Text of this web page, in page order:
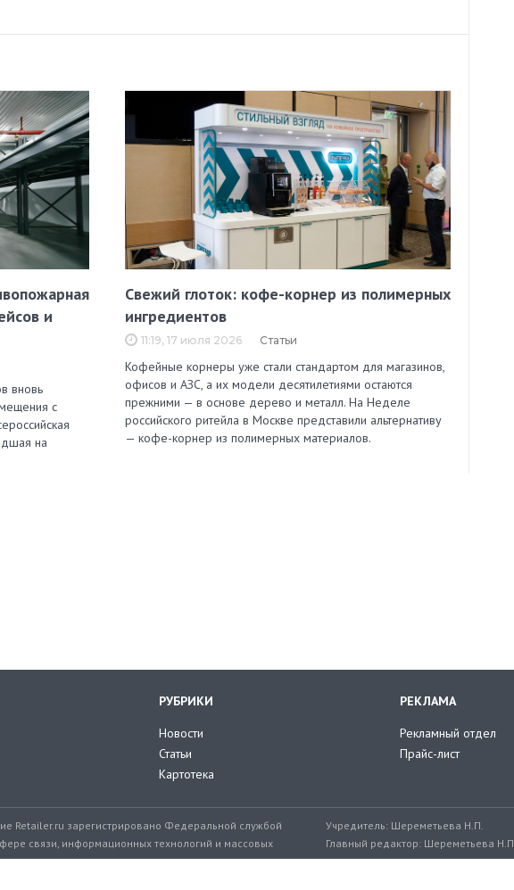
и
вновь
с
на
Свежий глоток: кофе-корнер из полимерных
ингредиентов
11:19, 17 июля 2026 Статьи
Кофейные корнеры уже стали стандартом для магазинов,
офисов и АЗС, а их модели десятилетиями остаются
прежними — в основе дерево и металл. На Неделе
российского ритейла в Москве представили альтернативу
— кофе-корнер из полимерных материалов.
РУБРИКИ
Новости
Статьи
Картотека
РЕКЛАМА
Рекламный отдел
Прайс-лист
Retailer.ru зарегистрировано Федеральной службой
связи, информационных технологий и массовых
Учредитель: Шереметьева Н.П.
Главный редактор: Шереметьева Н.П.